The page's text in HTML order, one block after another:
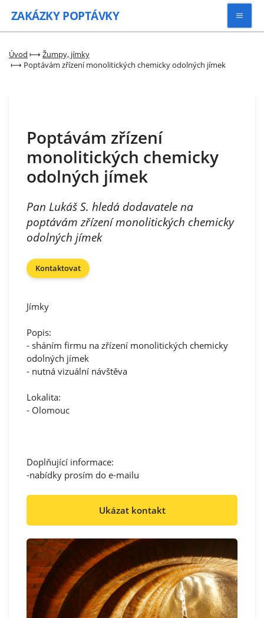
ZAKÁZKY POPTÁVKY
Zaregistrovat se
Úvod ⟼ Žumpy, jímky
⟼ Poptávám zřízení monolitických chemicky odolných jímek
Poptávám zřízení
monolitických chemicky
odolných jímek
Pan Lukáš S. hledá dodavatele na
poptávám zřízení monolitických chemicky
odolných jímek
Kontaktovat
Jímky
Popis:
- sháním firmu na zřízení monolitických chemicky
odolných jímek
- nutná vizuální návštěva
Lokalita:
- Olomouc
Doplňující informace:
-nabídky prosím do e-mailu
Ukázat kontakt